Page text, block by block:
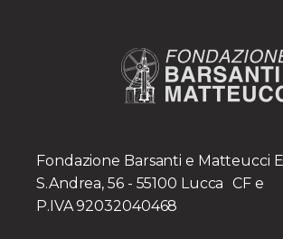
Fondazione Barsanti e Matteucci
S.Andrea, 56 - 55100 Lucca CF e
P.IVA 92032040468